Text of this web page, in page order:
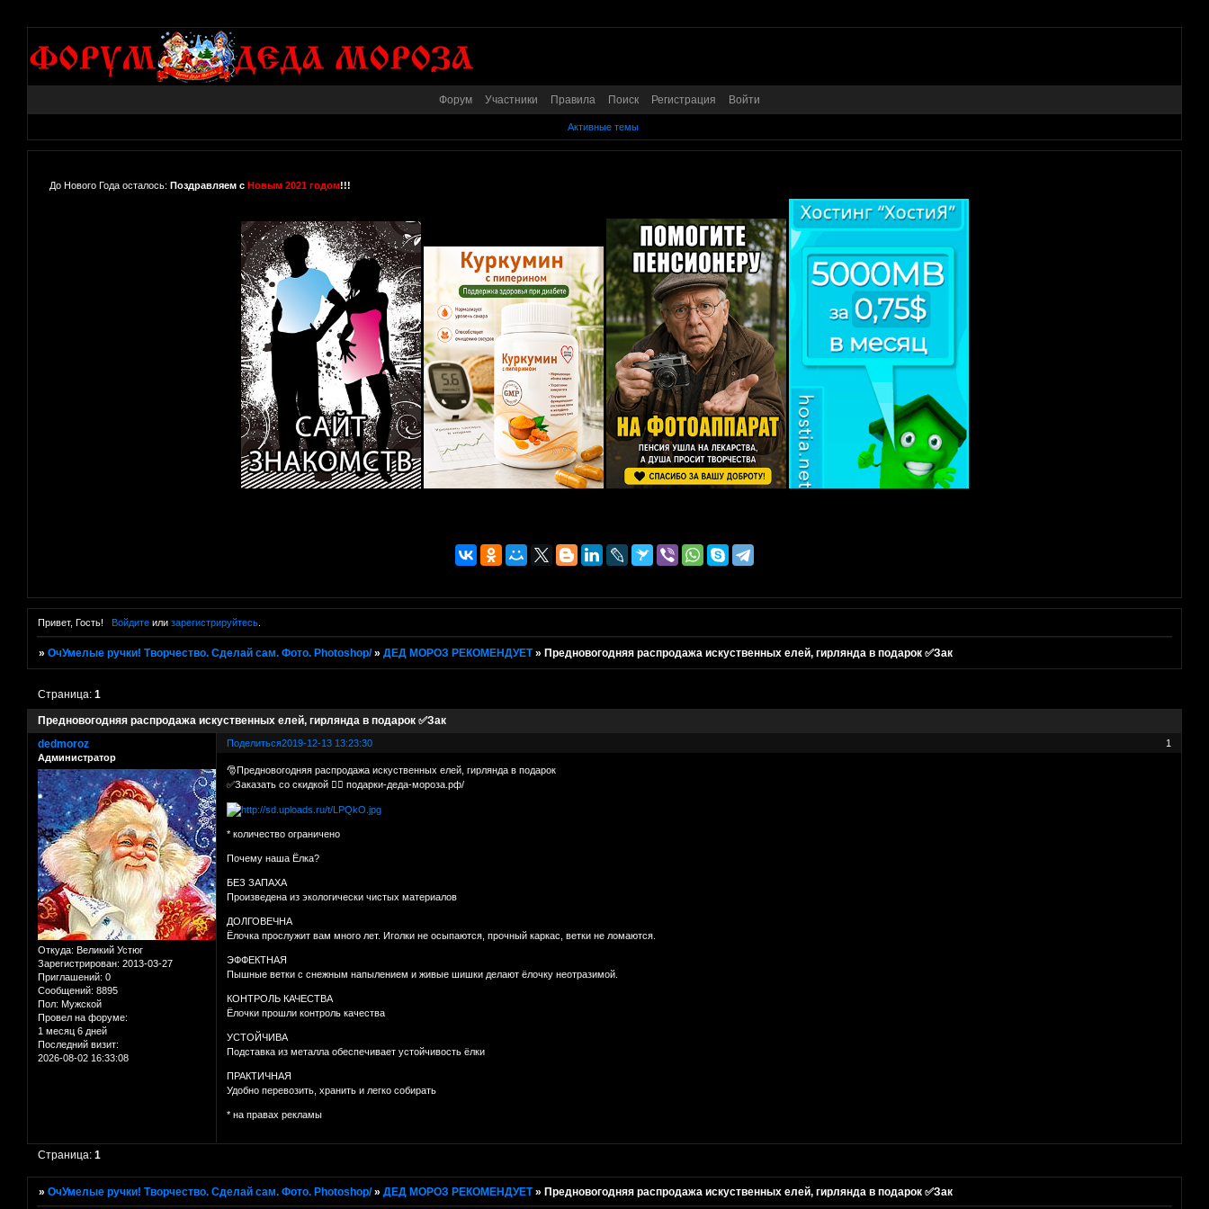
Форум Участники Правила Поиск Регистрация Войти
Активные темы
До Нового Года осталось: Поздравляем с Новым 2021 годом!!!
Привет, Гость! Войдитеили зарегистрируйтесь.
»ОчУмелые ручки! Творчество. Сделай сам. Фото. Photoshop/ »ДЕД МОРОЗ РЕКОМЕНДУЕТ » Предновогодняя распродажа искуственных елей, гирлянда в подарок ✅Зак
Предновогодняя распродажа искуственных елей, гирлянда в подарок ✅Зак
Страница:1
Поделиться 1
2019-12-13 13:23:30
dedmoroz
Администратор
Откуда: Великий Устюг
Зарегистрирован: 2013-03-27
Приглашений: 0
Сообщений: 8895
Пол: Мужской
Провел на форуме:
1 месяц 6 дней
Последний визит:
2026-08-02 16:33:08
🎅Предновогодняя распродажа искуственных елей, гирлянда в подарок
✅Заказать со скидкой 👉🏻 подарки-деда-мороза.рф/
* количество ограничено
Почему наша Ёлка?
БЕЗ ЗАПАХА
Произведена из экологически чистых материалов
ДОЛГОВЕЧНА
Ёлочка прослужит вам много лет. Иголки не осыпаются, прочный каркас, ветки не ломаются.
ЭФФЕКТНАЯ
Пышные ветки с снежным напылением и живые шишки делают ёлочку неотразимой.
КОНТРОЛЬ КАЧЕСТВА
Ёлочки прошли контроль качества
УСТОЙЧИВА
Подставка из металла обеспечивает устойчивость ёлки
ПРАКТИЧНАЯ
Удобно перевозить, хранить и легко собирать
* на правах рекламы
Страница:1
»ОчУмелые ручки! Творчество. Сделай сам. Фото. Photoshop/ »ДЕД МОРОЗ РЕКОМЕНДУЕТ » Предновогодняя распродажа искуственных елей, гирлянда в подарок ✅Зак